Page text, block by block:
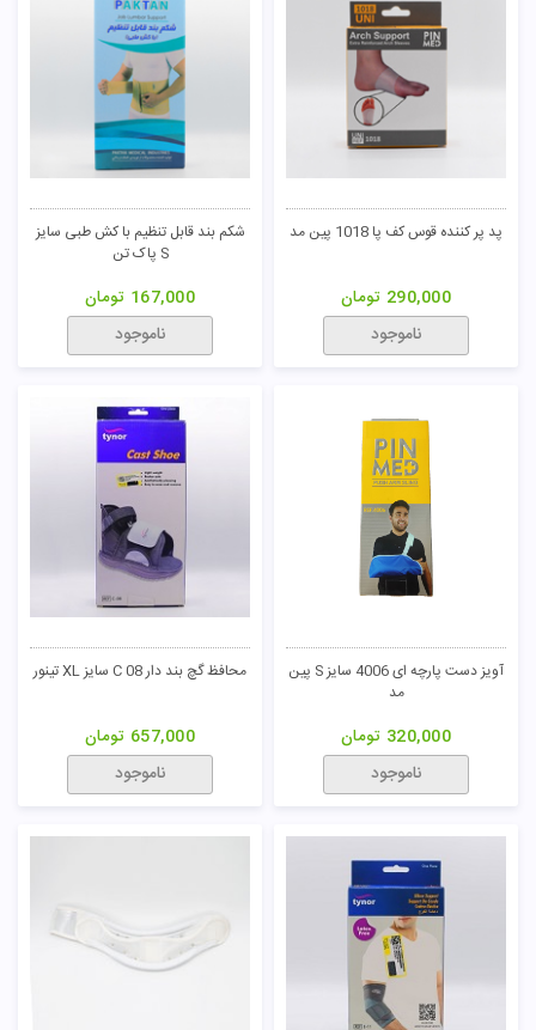
پد پر کننده قوس کف پا 1018 پین مد
290,000 تومان
ناموجود
شکم بند قابل تنظیم با کش طبی سایز
S پاک تن
167,000 تومان
ناموجود
آویز دست پارچه ای 4006 سایز S پین
مد
320,000 تومان
ناموجود
محافظ گچ بند دار C 08 سایز XL تینور
657,000 تومان
ناموجود